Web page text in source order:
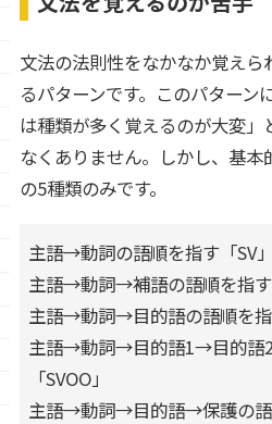
文法の法則性をなかなか覚え
るパターンです。このパターン
は種類が多く覚えるのが大変
なくありません。しかし、基
の5種類のみです。
主語→動詞の語順を指す「SV」
主語→動詞→補語の語順を指す
主語→動詞→目的語の語順を指
主語→動詞→目的語1→目的語
「SVOO」
主語→動詞→目的語→保護の語